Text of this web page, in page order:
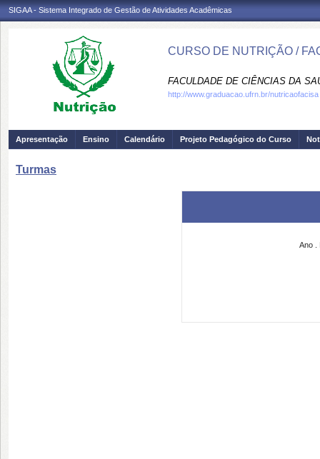
SIGAA - Sistema Integrado de Gestão de Atividades Acadêmicas
CURSO DE NUTRIÇÃO /
FACULDADE DE CIÊNCIAS DA
http://www.graduacao.ufrn.br/nutricaofacisa
Apresentação Ensino Calendário Projeto Pedagógico do Curso
Turmas
Ano